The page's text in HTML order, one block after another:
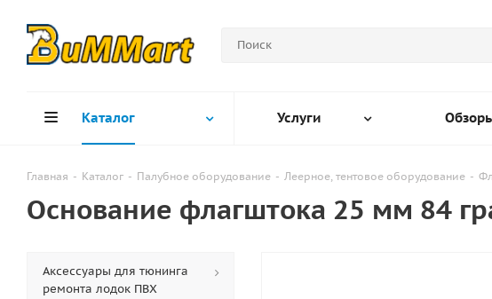
Каталог Услуги
Главная - Каталог - Палубное оборудование - Леерное, тентовое оборудование -
Основание флагштока 25 мм 84
Аксессуары для тюнинга
ремонта лодок ПВХ